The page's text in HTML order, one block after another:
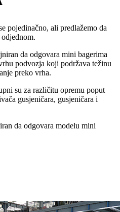
pojedinačno, ali predlažemo da
da odgovara mini bagerima
podvozja koji podržava težinu
preko vrha.
su za različitu opremu poput
gusjeničara, gusjeničara i
da odgovara modelu mini